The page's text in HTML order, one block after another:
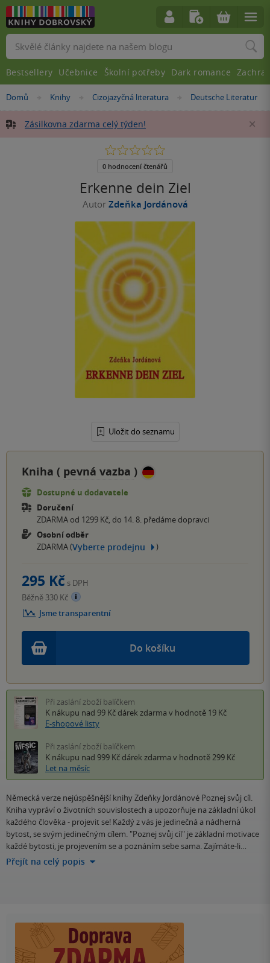
Nacházíte
zde:
Domů »
Knihy »
Cizojazyčná literatura »
Deutsche Literatur
Zásilkovna zdarma celý týden!
Erkenne dein Ziel
Autor Zdeňka Jordánová
Uložit do seznamu
0.0
5
0 hodnocení čtenářů
Kniha ( pevná vazba )
Dostupné u dodavatele
Doručení
ZDARMA od 1299 Kč, do 14. 8. předáme dopravci
Osobní odběr
ZDARMA (Vyberte prodejnu )
Do košíku
295 Kč s DPH
Běžně 330 Kč
Jsme transparentní
Při zaslání zboží balíčkem
K nákupu nad 99 Kč dárek zdarma v hodnotě 19 Kč
E-shopové listy
Při zaslání zboží balíčkem
K nákupu nad 999 Kč dárek zdarma v hodnotě 299 Kč
Let na měsíc
Německá verze nejúspěšnější knihy Zdeňky Jordánové Poznej svůj cíl.
Kniha vypráví o životních souvislostech a upozorňuje na základní úkol
každého člověka - projevit se! Každý z vás je jedinečná a nádherná
bytost, se svým jedinečným cílem. "Poznej svůj cíl" je základní motivace
každé bytosti, je projevením se a poznáním sebe sama. Zajímáte-li…
Přejít na celý popis
Vyhledávání
Bestsellery Učebnice Školní potřeby Dark romance